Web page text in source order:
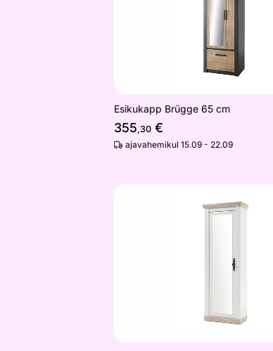
Esikukapp Brügge 65 cm
355,30 €
ajavahemikul 15.09 - 22.09
Esikukapp Florenz 73 cm